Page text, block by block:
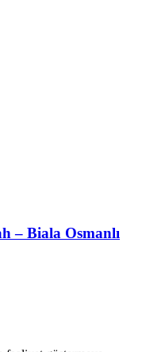
– Biala Osmanlı